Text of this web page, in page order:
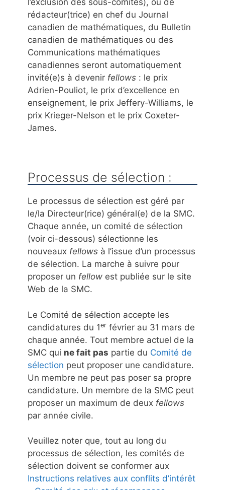
rédacteur(trice) en chef du Journal
canadien de mathématiques, du Bulletin
canadien de mathématiques ou des
Communications mathématiques
canadiennes seront automatiquement
invité(e)s à devenir fellows : le prix
Adrien-Pouliot, le prix d’excellence en
enseignement, le prix Jeffery-Williams, le
prix Krieger-Nelson et le prix Coxeter-
James.
Processus de sélection :
Le processus de sélection est géré par
le/la Directeur(rice) général(e) de la SMC.
Chaque année, un comité de sélection
(voir ci-dessous) sélectionne les
nouveaux fellows à l’issue d’un processus
de sélection. La marche à suivre pour
proposer un fellow est publiée sur le site
Web de la SMC.
Le Comité de sélection accepte les
candidatures du 1er février au 31 mars de
chaque année. Tout membre actuel de la
SMC qui ne fait pas partie du Comité de
sélection peut proposer une candidature.
Un membre ne peut pas poser sa propre
candidature. Un membre de la SMC peut
proposer un maximum de deux fellows
par année civile.
Veuillez noter que, tout au long du
processus de sélection, les comités de
sélection doivent se conformer aux
Instructions relatives aux conflits d’intérêt